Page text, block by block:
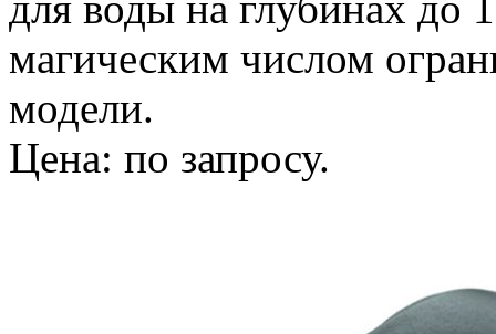
магическим числом
модели.
Цена: по запросу.